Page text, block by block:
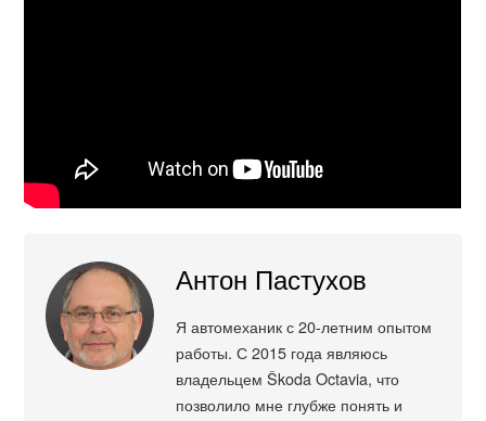
Антон Пастухов
Я автомеханик с 20-летним опытом
работы. С 2015 года являюсь
владельцем Škoda Octavia, что
позволило мне глубже понять и